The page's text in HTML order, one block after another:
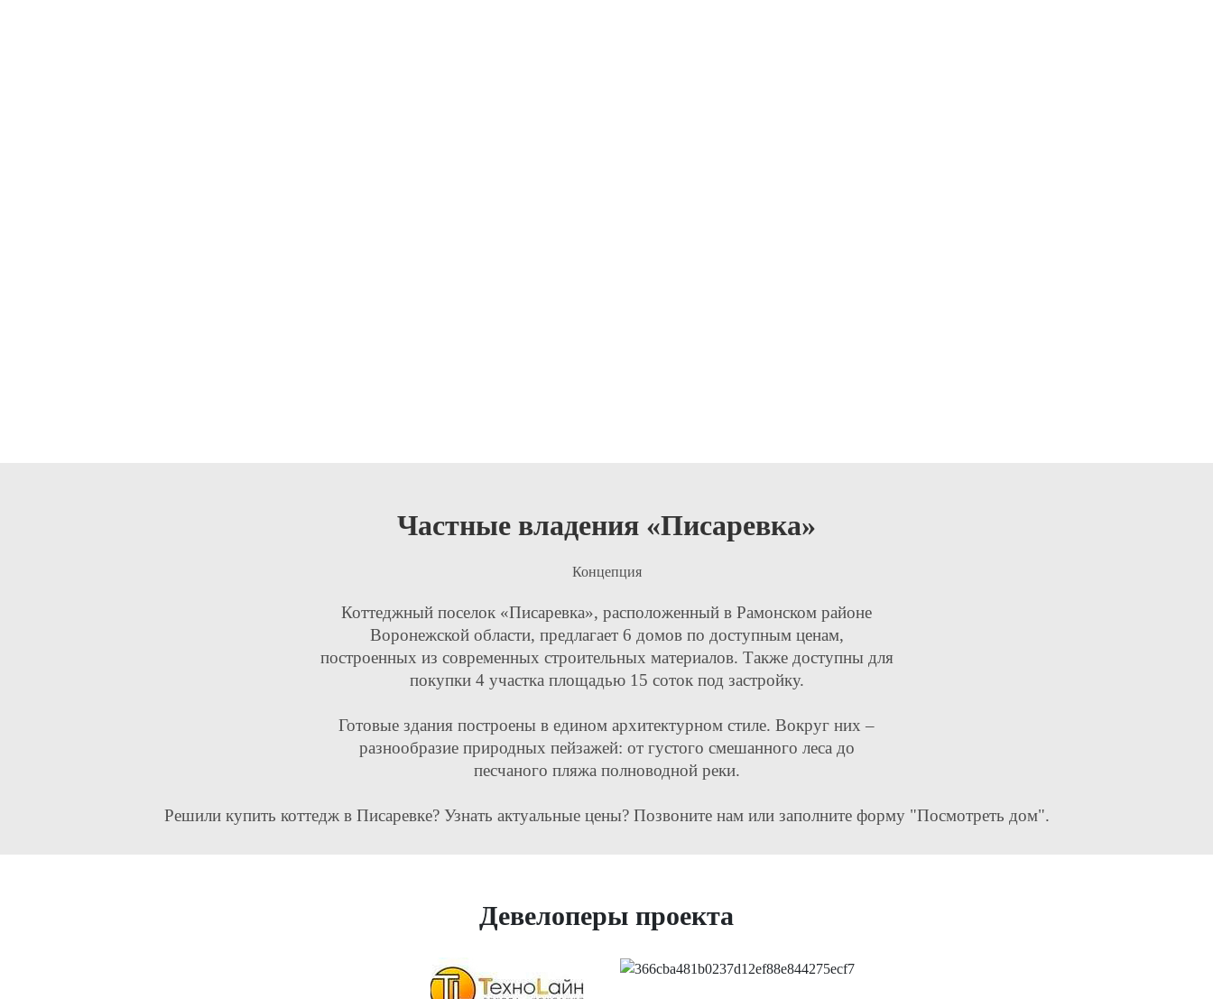
Частные владения «Писаревка»
Концепция
Коттеджный поселок «Писаревка», расположенный в Рамонском районе
Воронежской области, предлагает 6 домов по доступным ценам,
построенных из современных строительных материалов. Также доступны для
покупки 4 участка площадью 15 соток под застройку.
Готовые здания построены в едином архитектурном стиле. Вокруг них –
разнообразие природных пейзажей: от густого смешанного леса до
песчаного пляжа полноводной реки.
Решили купить коттедж в Писаревке? Узнать актуальные цены? Позвоните нам или заполните форму "Посмотреть дом".
Девелоперы проекта